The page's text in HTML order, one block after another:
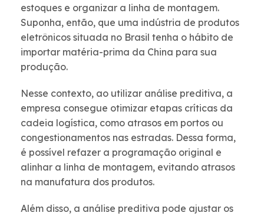
estoques e organizar a linha de montagem.
Suponha, então, que uma indústria de produtos
eletrônicos situada no Brasil tenha o hábito de
importar matéria-prima da China para sua
produção.
Nesse contexto, ao utilizar análise preditiva, a
empresa consegue otimizar etapas críticas da
cadeia logística, como atrasos em portos ou
congestionamentos nas estradas. Dessa forma,
é possível refazer a programação original e
alinhar a linha de montagem, evitando atrasos
na manufatura dos produtos.
Além disso, a análise preditiva pode ajustar os